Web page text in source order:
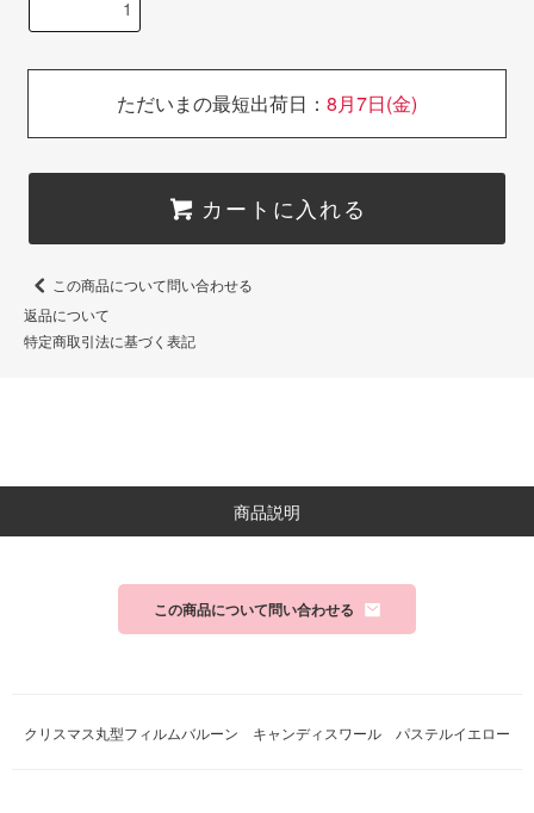
ただいまの最短出荷日： 8月7日(金)
カートに入れる
この商品について問い合わせる
返品について
特定商取引法に基づく表記
商品説明
この商品について問い合わせる
クリスマス丸型フィルムバルーン キャンディスワール パステルイエロー